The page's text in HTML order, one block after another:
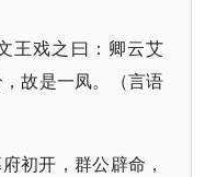
王戏之曰：卿云艾
故是一凤。（言语
初开，群公辟命，